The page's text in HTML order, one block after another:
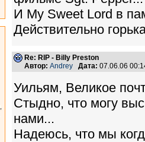
И My Sweet Lord в
Действительно
Re: RIP - Billy Preston
Автор: Andrey Дата: 07.06.06
Уильям, Великое
Стыдно, что могу
нами...
Надеюсь, что мы